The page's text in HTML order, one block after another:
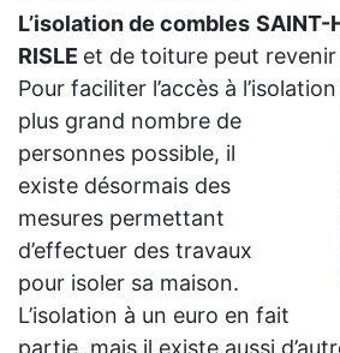
L’isolation de combles SAINT-
RISLE et de toiture peut
Pour faciliter l’accès à
plus grand nombre de
personnes possible, il
existe désormais des
mesures permettant
d’effectuer des travaux
pour isoler sa maison.
L’isolation à un euro en fait
partie, mais il existe aussi